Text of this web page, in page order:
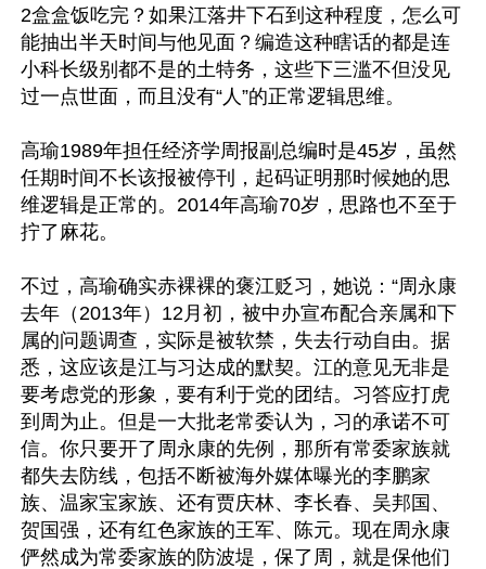
2盒盒饭吃完？如果江落井下石到这种程度，怎么可
能抽出半天时间与他见面？编造这种瞎话的都是连
小科长级别都不是的土特务，这些下三滥不但没见
过一点世面，而且没有“人”的正常逻辑思维。
高瑜1989年担任经济学周报副总编时是45岁，虽然
任期时间不长该报被停刊，起码证明那时候她的思
维逻辑是正常的。2014年高瑜70岁，思路也不至于
拧了麻花。
不过，高瑜确实赤裸裸的褒江贬习，她说：“周永康
去年（2013年）12月初，被中办宣布配合亲属和下
属的问题调查，实际是被软禁，失去行动自由。据
悉，这应该是江与习达成的默契。江的意见无非是
要考虑党的形象，要有利于党的团结。习答应打虎
到周为止。但是一大批老常委认为，习的承诺不可
信。你只要开了周永康的先例，那所有常委家族就
都失去防线，包括不断被海外媒体曝光的李鹏家
族、温家宝家族、还有贾庆林、李长春、吴邦国、
贺国强，还有红色家族的王军、陈元。现在周永康
俨然成为常委家族的防波堤，保了周，就是保他们